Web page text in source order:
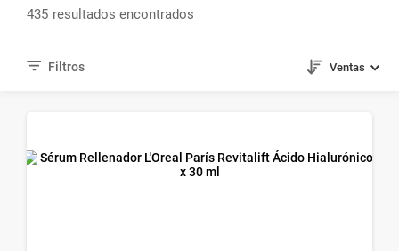
435
Ventas